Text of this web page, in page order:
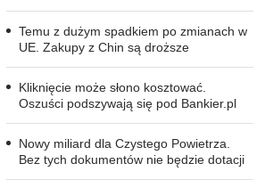
Temu z dużym spadkiem po zmianach w
UE. Zakupy z Chin są droższe
Kliknięcie może słono kosztować.
Oszuści podszywają się pod Bankier.pl
Nowy miliard dla Czystego Powietrza.
Bez tych dokumentów nie będzie dotacji